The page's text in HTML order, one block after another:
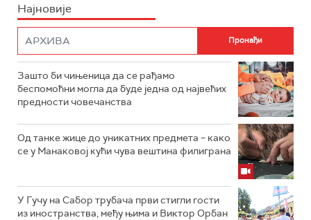
Најновије
Зашто би чињеница да се рађамо
беспомоћни могла да буде једна од највећих
предности човечанства
Од танке жице до уникатних предмета – како
се у Манаковој кући чува вештина филиграна
У Гучу на Сабор трубача први стигли гости
из иностранства, међу њима и Виктор Орбан